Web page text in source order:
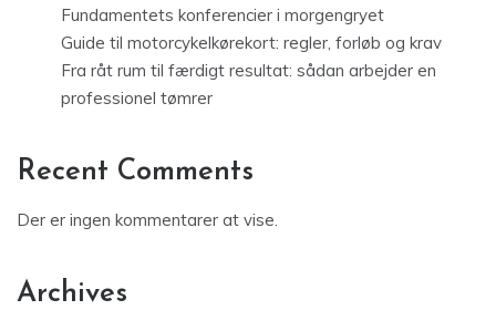
Fundamentets konferencier i morgengryet
Guide til motorcykelkørekort: regler, forløb og krav
Fra råt rum til færdigt resultat: sådan arbejder en
professionel tømrer
Recent Comments
Der er ingen kommentarer at vise.
Archives